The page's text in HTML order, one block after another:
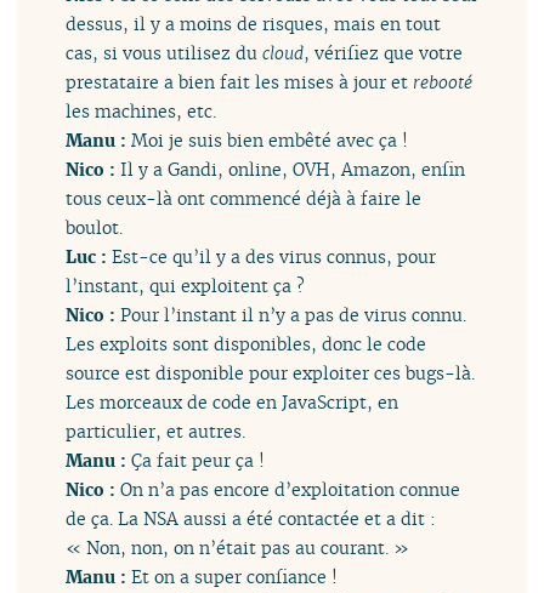
dessus, il y a moins de risques, mais en tout
cas, si vous utilisez ducloud, vérifiez que votre
prestataire a bien fait les mises à jour et rebooté
les machines, etc.
Manu :Moi je suis bien embêté avec ça !
Nico :Il y a Gandi, online, OVH, Amazon, enfin
tous ceux-là ont commencé déjà à faire le
boulot.
Luc :Est-ce qu’il y a des virus connus, pour
l’instant, qui exploitent ça ?
Nico :Pour l’instant il n’y a pas de virus connu.
Les exploits sont disponibles, donc le code
source est disponible pour exploiter ces bugs-là.
Les morceaux de code en JavaScript, en
particulier, et autres.
Manu :Ça fait peur ça !
Nico :On n’a pas encore d’exploitation connue
de ça. La NSA aussi a été contactée et a dit :
« Non, non, on n’était pas au courant. »
Manu :Et on a super confiance !